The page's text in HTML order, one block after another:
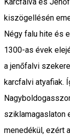
kiszögellésén
Négy falu hite és
1300-as évek
a jenőfalvi
karcfalvi atyafiak.
sziklamagaslaton
menedékül, ezért